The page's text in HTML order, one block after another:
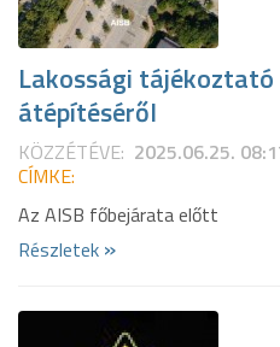
Lakossági
átépítéséről
KÖZZÉTÉVE: 2025.06.25.
CÍMKE:
Az AISB főbejárata előtt
Részletek »